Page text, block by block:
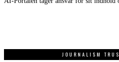
JOURNALISM